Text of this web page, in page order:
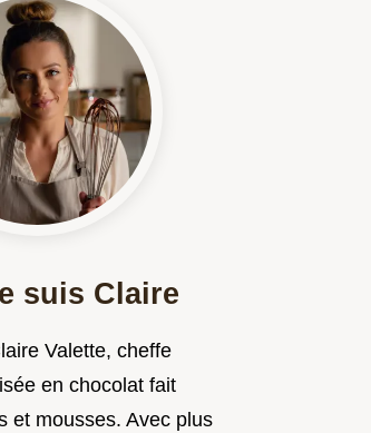
suis Claire
Valette, cheffe
en chocolat fait
et mousses. Avec plus